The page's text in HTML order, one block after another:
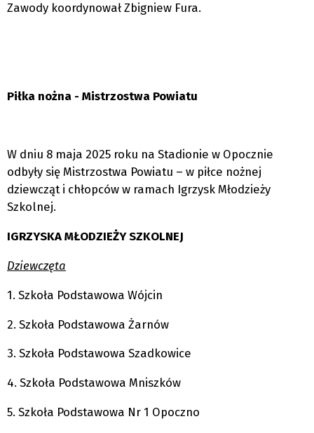
Zawody koordynował Zbigniew Fura.
Piłka nożna - Mistrzostwa Powiatu
W dniu 8 maja 2025 roku na Stadionie w Opocznie
odbyły się Mistrzostwa Powiatu – w piłce nożnej
dziewcząt i chłopców w ramach Igrzysk Młodzieży
Szkolnej.
IGRZYSKA MŁODZIEŻY SZKOLNEJ
Dziewczęta
1. Szkoła Podstawowa Wójcin
2. Szkoła Podstawowa Żarnów
3. Szkoła Podstawowa Szadkowice
4. Szkoła Podstawowa Mniszków
5. Szkoła Podstawowa Nr 1 Opoczno